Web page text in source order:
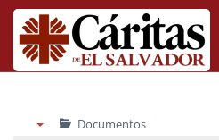
Skip to main content
Documentos